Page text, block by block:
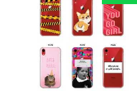
Doodles